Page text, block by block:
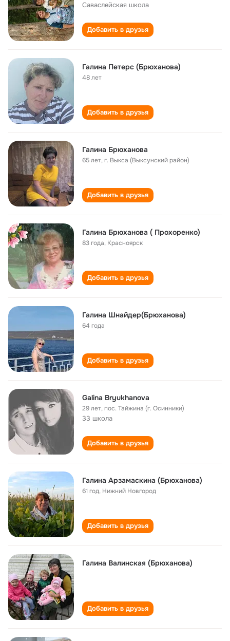
Саваслейская школа
Добавить в друзья
Галина Петерс (Брюханова)
48 лет
Добавить в друзья
Галина Брюханова
65 лет,г. Выкса (Выксунский район)
Добавить в друзья
Галина Брюханова ( Прохоренко)
83 года, Красноярск
Добавить в друзья
Галина Шнайдер(Брюханова)
64 года
Добавить в друзья
Galina Bryukhanova
29 лет,пос. Тайжина (г. Осинники)
33 школа
Добавить в друзья
Галина Арзамаскина (Брюханова)
61 год, Нижний Новгород
Добавить в друзья
Галина Валинская (Брюханова)
Добавить в друзья